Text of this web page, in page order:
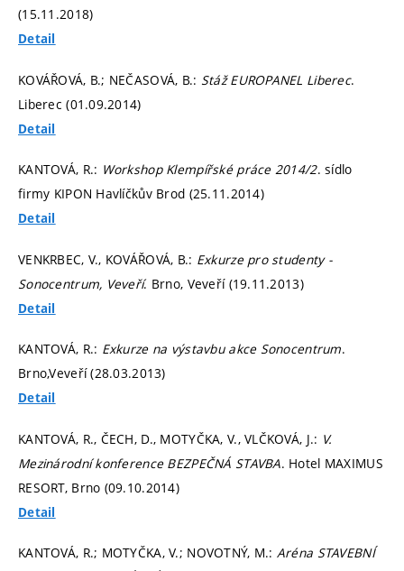
(15.11.2018)
Detail
KOVÁŘOVÁ, B.; NEČASOVÁ, B.: Stáž EUROPANEL Liberec.
Liberec (01.09.2014)
Detail
KANTOVÁ, R.: Workshop Klempířské práce 2014/2. sídlo
firmy KIPON Havlíčkův Brod (25.11.2014)
Detail
VENKRBEC, V., KOVÁŘOVÁ, B.: Exkurze pro studenty -
Sonocentrum, Veveří. Brno, Veveří (19.11.2013)
Detail
KANTOVÁ, R.: Exkurze na výstavbu akce Sonocentrum.
Brno,Veveří (28.03.2013)
Detail
KANTOVÁ, R., ČECH, D., MOTYČKA, V., VLČKOVÁ, J.: V.
Mezinárodní konference BEZPEČNÁ STAVBA. Hotel MAXIMUS
RESORT, Brno (09.10.2014)
Detail
KANTOVÁ, R.; MOTYČKA, V.; NOVOTNÝ, M.: Aréna STAVEBNÍ